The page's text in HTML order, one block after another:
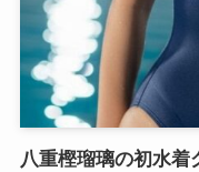
八重樫瑠璃の初水着